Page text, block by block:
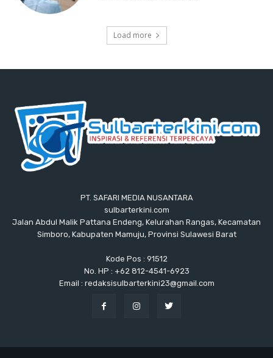
Load more
PT. SAFARI MEDIA NUSANTARA
sulbarterkini.com
Jalan Abdul Malik Pattana Endeng, Kelurahan Rangas, Kecamatan
Simboro, Kabupaten Mamuju, Provinsi Sulawesi Barat
Kode Pos : 91512
No. HP : +62 812-4541-6923
Email : redaksisulbarterkini23@gmail.com